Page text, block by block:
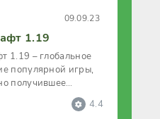
09.09.23
1.19
1.19 – глобальное
популярной игры,
получившее
обновления».
4.4